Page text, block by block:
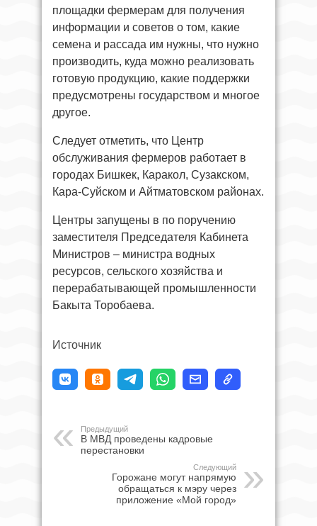
площадки фермерам для получения
информации и советов о том, какие
семена и рассада им нужны, что нужно
производить, куда можно реализовать
готовую продукцию, какие поддержки
предусмотрены государством и многое
другое.
Следует отметить, что Центр
обслуживания фермеров работает в
городах Бишкек, Каракол, Сузакском,
Кара-Суйском и Айтматовском районах.
Центры запущены в по поручению
заместителя Председателя Кабинета
Министров – министра водных
ресурсов, сельского хозяйства и
перерабатывающей промышленности
Бакыта Торобаева.
Источник
Предыдущий
В МВД проведены кадровые
перестановки
Следующий
Горожане могут напрямую
обращаться к мэру через
приложение «Мой город»